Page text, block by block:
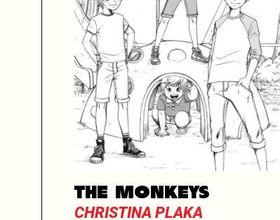
THE MONKEYS
CHRISTINA PLAKA